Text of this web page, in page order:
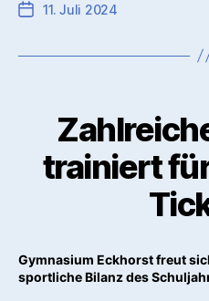
11. Juli 2024
trainiert
Gymnasium Eckhorst freut
sportliche Bilanz des